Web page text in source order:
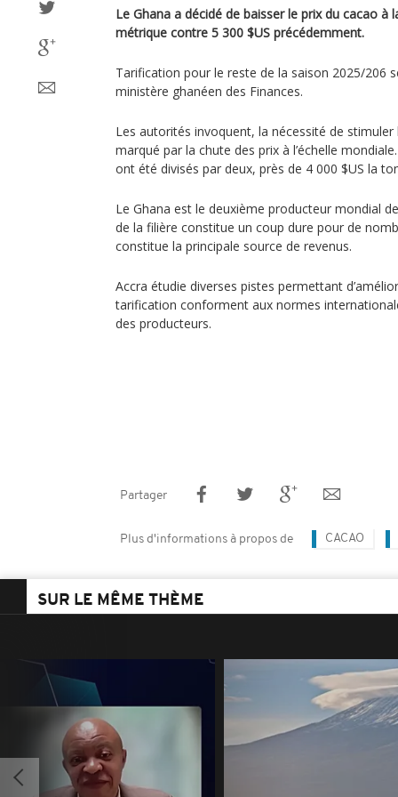
Le Ghana a décidé de baisser le prix du cacao à
métrique contre 5 300 $US précédemment.
Tarification pour le reste de la saison 2025/206
ministère ghanéen des Finances.
Les autorités invoquent, la nécessité de
marqué par la chute des prix à l’échelle
ont été divisés par deux, près de 4 000 $US la
Le Ghana est le deuxième producteur mondial
de la filière constitue un coup dure pour de
constitue la principale source de revenus.
Accra étudie diverses pistes permettant
tarification conforment aux normes
des producteurs.
Partager
Plus d'informations à propos de CACAO
SUR LE MÊME THÈME